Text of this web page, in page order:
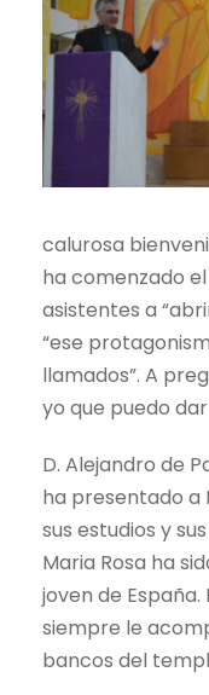
calurosa
ha comenzado
asistentes a
“ese
llamados”. A
yo que puedo
D. Alejandro de
ha presentado a
sus estudios y
Maria Rosa ha
joven de
siempre le
bancos del